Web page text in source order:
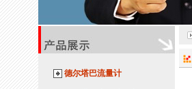
德尔塔巴流量计